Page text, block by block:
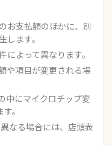
お支払額のほかに、別
ます。
よって異なります。
や項目が変更される場
中にマイクロチップ変
。
なる場合には、店頭表